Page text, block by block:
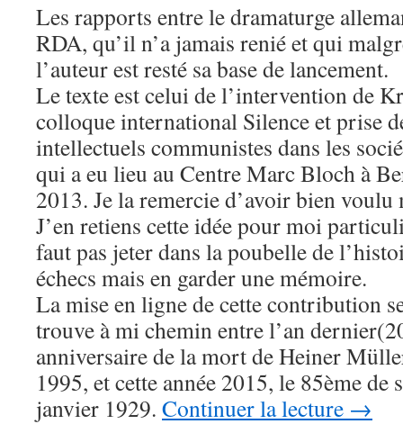
Les rapports entre le dramaturge
RDA, qu’il n’a jamais renié et qui
l’auteur est resté sa base de lancement.
Le texte est celui de l’intervention de
colloque international Silence et prise
intellectuels communistes dans les
qui a eu lieu au Centre Marc Bloch à
2013. Je la remercie d’avoir bien voulu
J’en retiens cette idée pour moi
faut pas jeter dans la poubelle de
échecs mais en garder une mémoire.
La mise en ligne de cette contribution
trouve à mi chemin entre l’an
anniversaire de la mort de Heiner
1995, et cette année 2015, le 85ème de
janvier 1929. Continuer la lecture →